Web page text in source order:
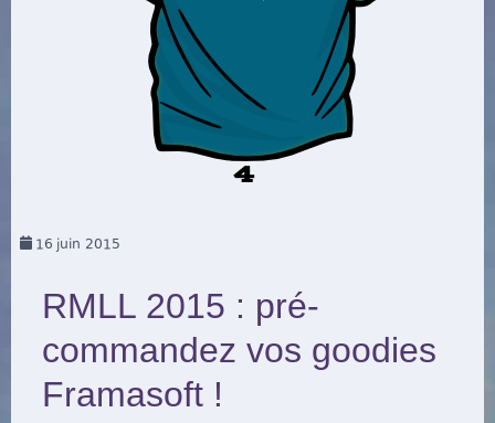
16 juin 2015
RMLL 2015 : pré-
commandez vos goodies
Framasoft !